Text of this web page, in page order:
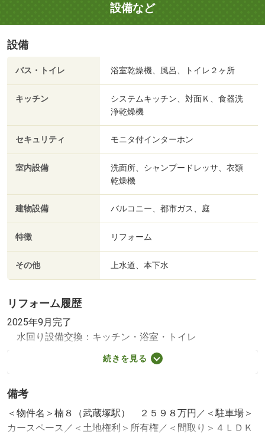
設備など
設備
バス・トイレ 浴室乾燥機、風呂、トイレ２ヶ所
キッチン
システムキッチン、対面Ｋ、食器洗
浄乾燥機
セキュリティ モニタ付インターホン
室内設備
洗面所、シャンプードレッサ、衣類
乾燥機
建物設備 バルコニー、都市ガス、庭
特徴 リフォーム
その他 上水道、本下水
リフォーム履歴
2025年9月完了
水回り設備交換：キッチン・浴室・トイレ
その他：全室クロス/洗面所
その他リフォーム：外壁・屋根
※年月は一番古いリフォーム箇所を表します
続きを見る
備考
＜物件名＞楠８（武蔵塚駅） ２５９８万円／＜駐車場＞
カースペース／＜土地権利＞所有権／＜間取り＞４ＬＤＫ